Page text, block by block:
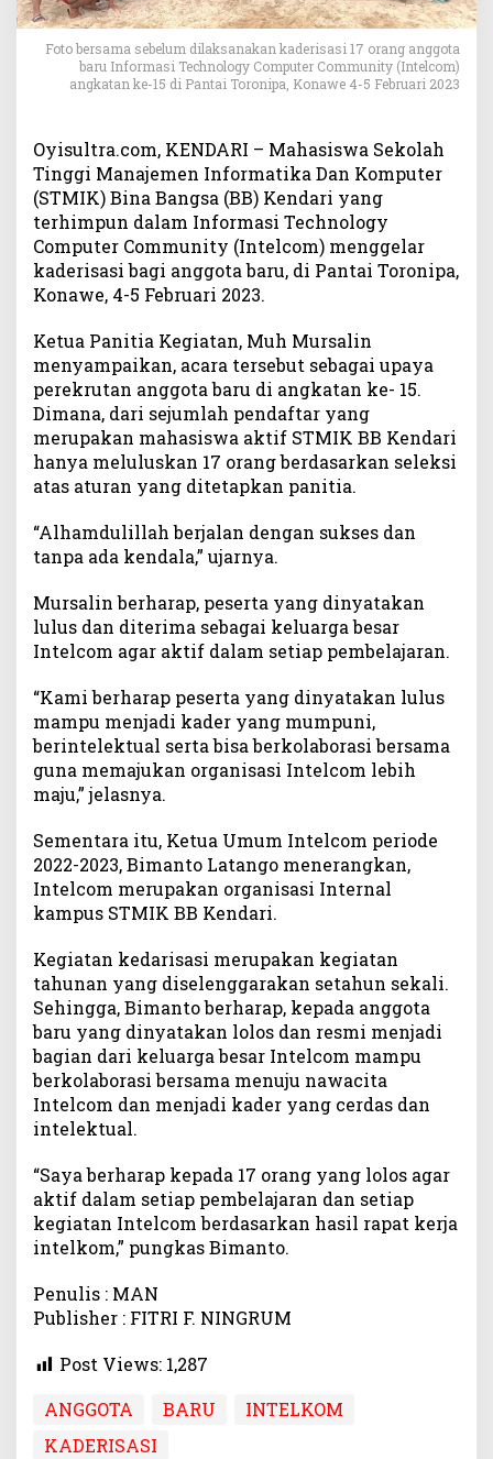
e
n
d
a
r
K
a
d
e
r
i
s
a
i
A
n
g
o
t
a
a
r
d
i
T
r
n
i
p
Foto bersama sebelum dilaksanakan kaderisasi 17 orang anggota
baru Informasi Technology Computer Community (Intelcom)
angkatan ke-15 di Pantai Toronipa, Konawe 4-5 Februari 2023
Oyisultra.com, KENDARI – Mahasiswa Sekolah
Tinggi Manajemen Informatika Dan Komputer
(STMIK) Bina Bangsa (BB) Kendari yang
terhimpun dalam Informasi Technology
Computer Community (Intelcom) menggelar
kaderisasi bagi anggota baru, di Pantai Toronipa,
Konawe, 4-5 Februari 2023.
Ketua Panitia Kegiatan, Muh Mursalin
menyampaikan, acara tersebut sebagai upaya
perekrutan anggota baru di angkatan ke- 15.
Dimana, dari sejumlah pendaftar yang
merupakan mahasiswa aktif STMIK BB Kendari
hanya meluluskan 17 orang berdasarkan seleksi
atas aturan yang ditetapkan panitia.
“Alhamdulillah berjalan dengan sukses dan
tanpa ada kendala,” ujarnya.
Mursalin berharap, peserta yang dinyatakan
lulus dan diterima sebagai keluarga besar
Intelcom agar aktif dalam setiap pembelajaran.
“Kami berharap peserta yang dinyatakan lulus
mampu menjadi kader yang mumpuni,
berintelektual serta bisa berkolaborasi bersama
guna memajukan organisasi Intelcom lebih
maju,” jelasnya.
Sementara itu, Ketua Umum Intelcom periode
2022-2023, Bimanto Latango menerangkan,
Intelcom merupakan organisasi Internal
kampus STMIK BB Kendari.
Kegiatan kedarisasi merupakan kegiatan
tahunan yang diselenggarakan setahun sekali.
Sehingga, Bimanto berharap, kepada anggota
baru yang dinyatakan lolos dan resmi menjadi
bagian dari keluarga besar Intelcom mampu
berkolaborasi bersama menuju nawacita
Intelcom dan menjadi kader yang cerdas dan
intelektual.
“Saya berharap kepada 17 orang yang lolos agar
aktif dalam setiap pembelajaran dan setiap
kegiatan Intelcom berdasarkan hasil rapat kerja
intelkom,” pungkas Bimanto.
Penulis : MAN
Publisher : FITRI F. NINGRUM
Post Views: 1,287
ANGGOTA
BARU
INTELKOM
KADERISASI